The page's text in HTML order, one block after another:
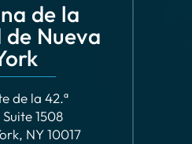
de la
de Nueva
de la 42.ª
1508
NY 10017